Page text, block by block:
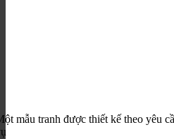
mẫu tranh được thiết kế theo yêu